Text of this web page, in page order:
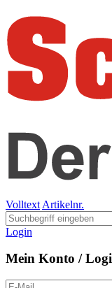
Volltext Artikelnr.
Login
Mein Konto /